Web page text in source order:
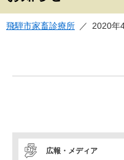
飛騨市家畜診療所 2020年
広報・メディア